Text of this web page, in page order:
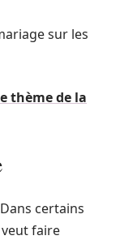
sur les
thème de la
certains
faire